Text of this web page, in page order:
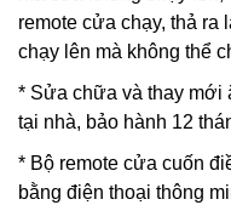
remote cửa chạy, thả
chạy lên mà không thể
* Sửa chữa và thay mới
tại nhà, bảo hành 12
* Bộ remote cửa cuốn
bằng điện thoại thông